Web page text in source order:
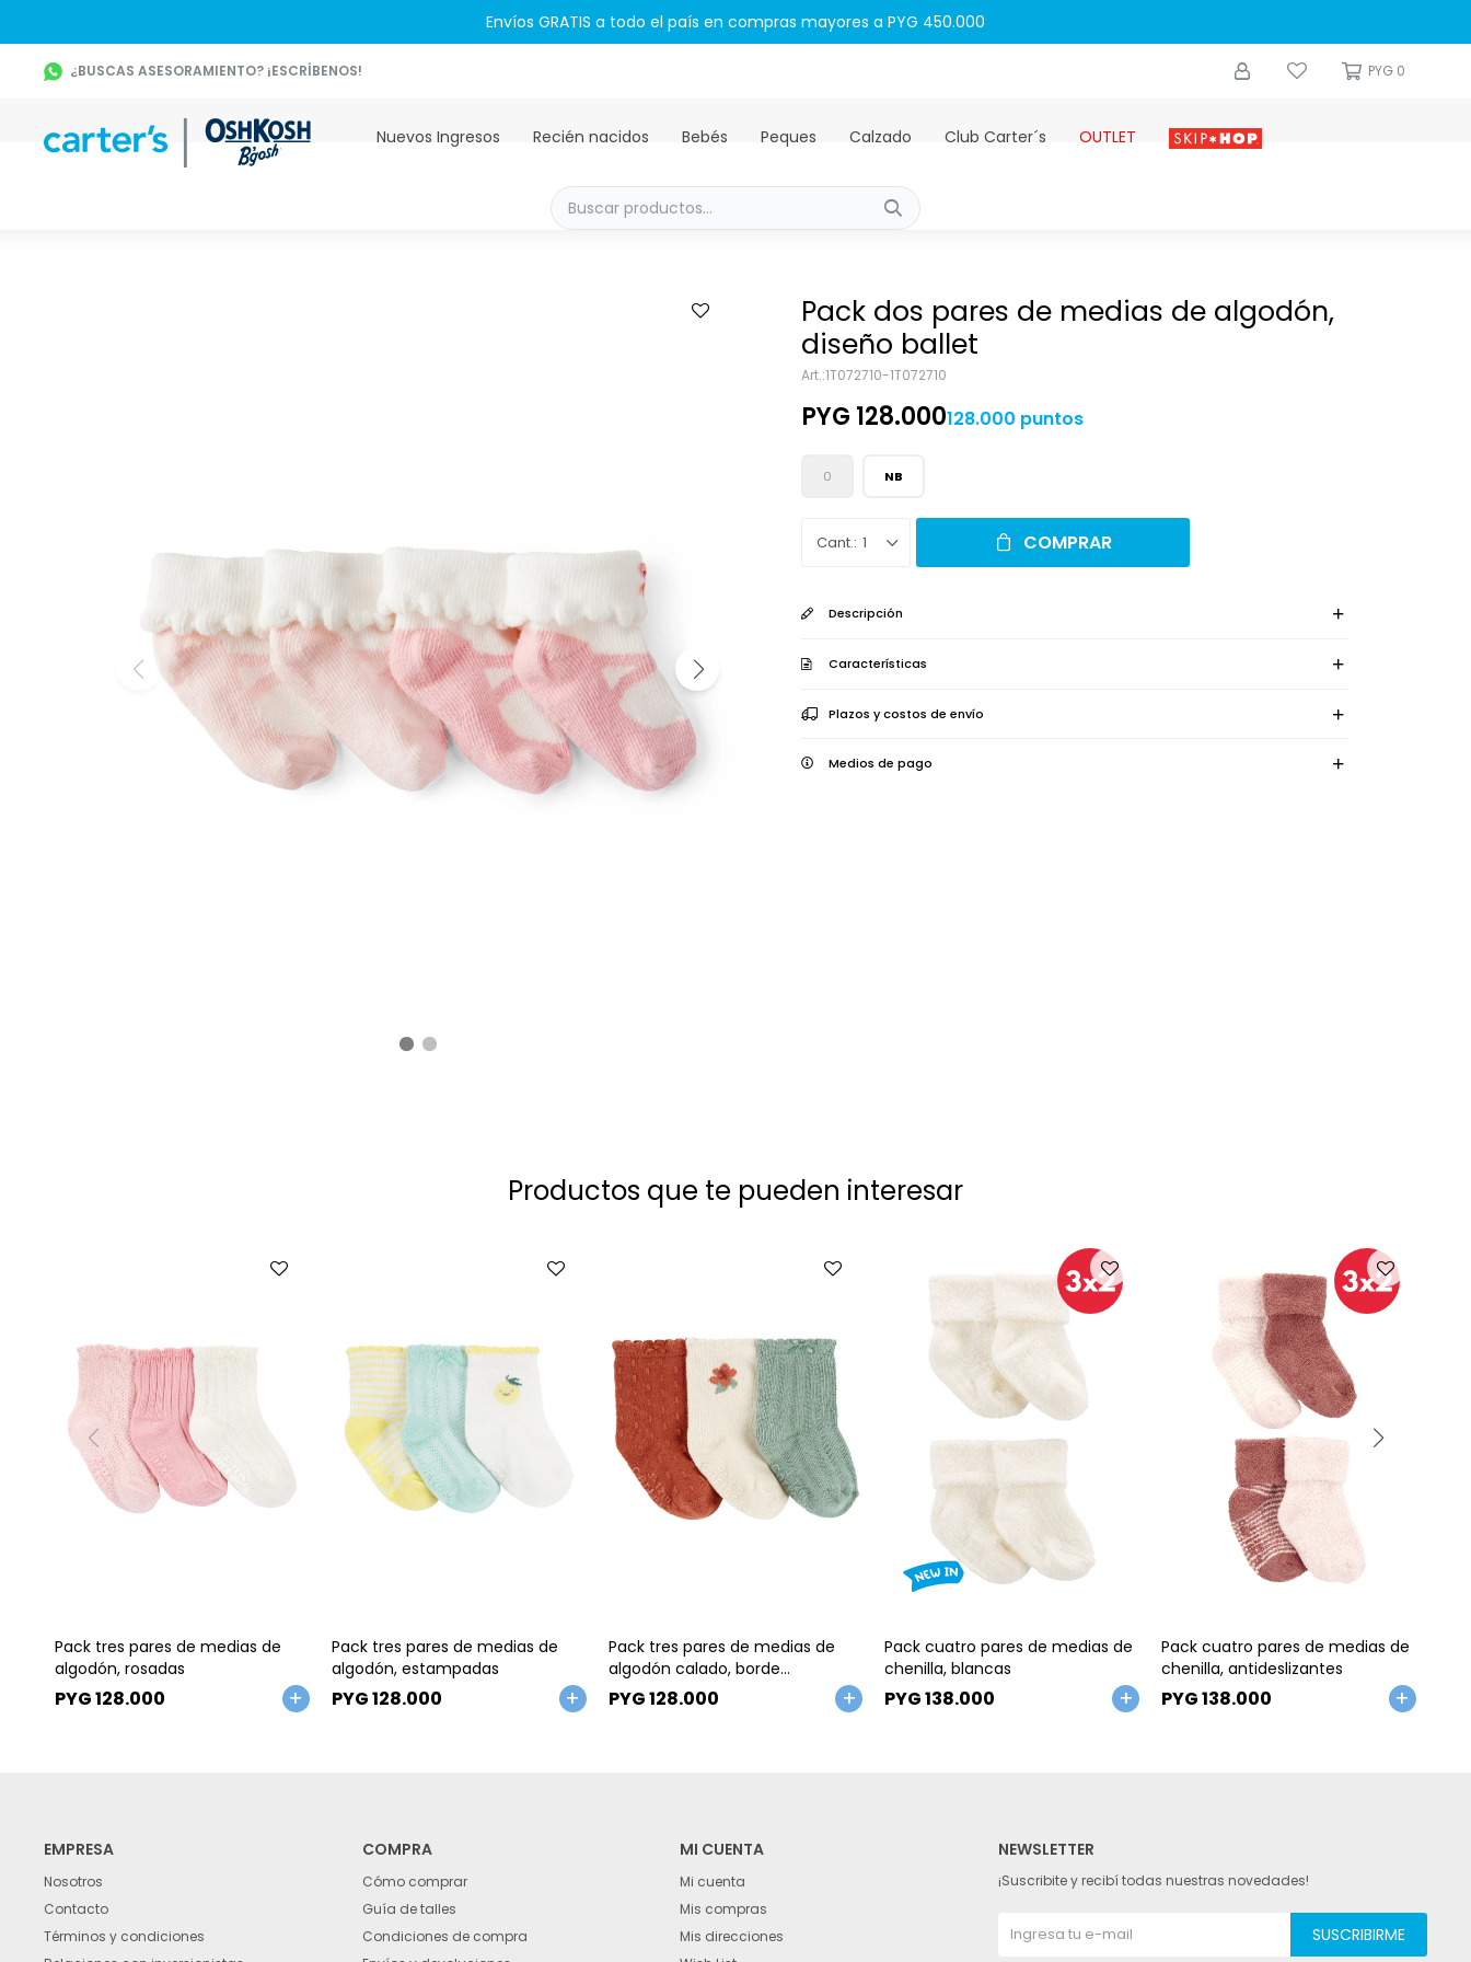
Envíos GRATIS a todo el país en compras mayores a PYG 450.000
Nuevos Ingresos Recién nacidos Bebés Peques Calzado Club Carter´s OUTLET Skip-hop
PYG 0
¿BUSCAS ASESORAMIENTO? ¡ESCRÍBENOS!
Pack dos pares de medias de algodón,
diseño ballet
1T072710-1T072710
PYG 128.000128.000 puntos
0 NB
1 COMPRAR
Descripción
Características
Plazos y costos de envío
Medios de pago
Productos que te pueden interesar
Pack tres pares de medias de
algodón, rosadas
PYG128.000
Pack tres pares de medias de
algodón, estampadas
PYG128.000
Pack tres pares de medias de
algodón calado, borde
festoneado
PYG128.000
Pack cuatro pares de medias de
chenilla, blancas
PYG138.000
Pack cuatro pares de medias de
chenilla, antideslizantes
PYG138.000
EMPRESA
Nosotros
Contacto
Términos y condiciones
COMPRA
Cómo comprar
Guía de talles
Condiciones de compra
MI CUENTA
Mi cuenta
Mis compras
Mis direcciones
NEWSLETTER
¡Suscribite y recibí todas nuestras novedades!
SUSCRIBIRME